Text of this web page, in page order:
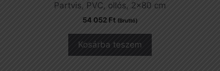
Partvis, PVC, ollós, 2×80 cm
54 052 Ft (Bruttó)
Kosárba teszem